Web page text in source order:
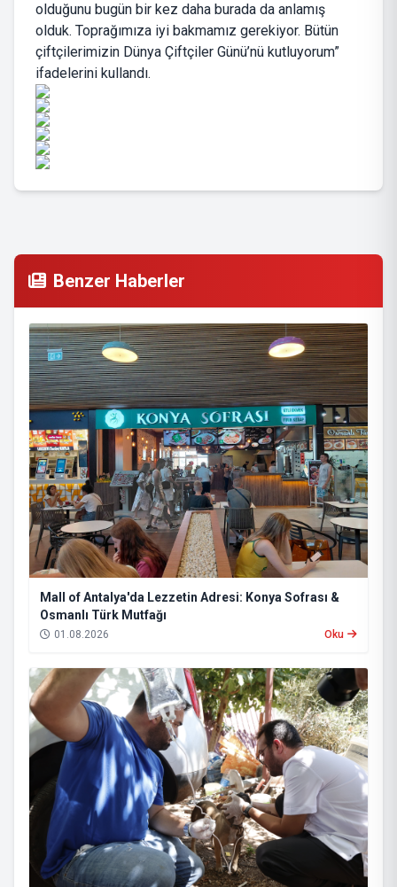
olduğunu bugün bir kez daha burada da anlamış
olduk. Toprağımıza iyi bakmamız gerekiyor. Bütün
çiftçilerimizin Dünya Çiftçiler Günü’nü kutluyorum”
ifadelerini kullandı.
Benzer Haberler
Mall of Antalya'da Lezzetin Adresi: Konya Sofrası &
Osmanlı Türk Mutfağı
01.08.2026 Oku